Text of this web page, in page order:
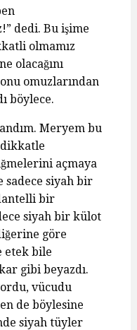
dedi. Bu işime
olmamız
olacağını
omuzlarından
böylece.
Meryem bu
açmaya
sadece siyah bir
bir
siyah bir külot
göre
etek bile
gibi beyazdı.
vücudu
de böylesine
siyah tüyler